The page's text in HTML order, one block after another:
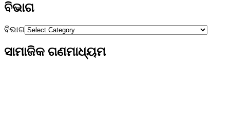
ବିଭାଗ
ବିଭାଗ
ସାମାଜିକ ଗଣମାଧ୍ୟମ